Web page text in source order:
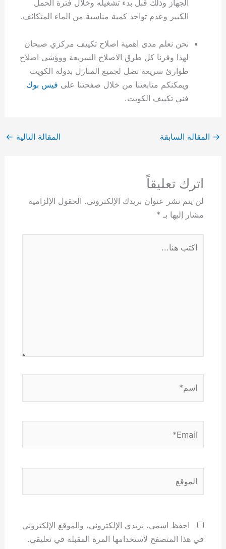
الجهاز وذلك قبل بدء تشغيله وخلال فترة الحمل
الكبير وعدم تواجد كمية مناسبة من الماء المتكاثف.
نحن نعلم مدى اهمية اصلاح تكييف مركزي صبحان
لهذا وفرنا كل طرق الاصلاح السريعة ووؤشى اضلاح
طوارئ سريعة تصل لجميع المنازل بدولة الكويت
ويمكنكم متابعتنا من خلال صفحتنا على فيس بوك
فني تكييف الكويت.
→ المقالة السابقة المقالة التالية ←
اترك تعليقاً
لن يتم نشر عنوان بريدك الإلكتروني. الحقول الإلزامية
مشار إليها بـ *
هنا...
احفظ اسمي، بريدي الإلكتروني، والموقع الإلكتروني
في هذا المتصفح لاستخدامها المرة المقبلة في تعليقي.